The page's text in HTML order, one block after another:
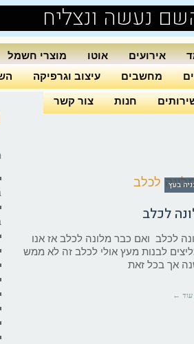
נעשה ונצליח
אירועים אוטו מוצרי חשמל
מחשבים עיצוב וגרפיקה
חנות צור קשר
בעץ
לכלב
לכלב ואם כבר מלונה לכלב אז אנו
לבנות מעץ אולי לכלב זה לא ממש
אך בכל זאת
עוד ←